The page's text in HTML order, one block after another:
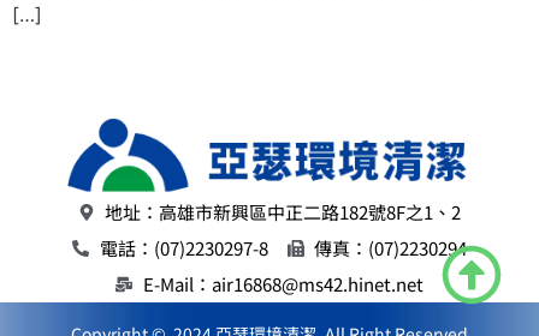
[…]
地址：高雄市新興區中正二路182號8F之1、2
電話：(07)2230297-8
傳真：(07)2230294
E-Mail：air16868@ms42.hinet.net